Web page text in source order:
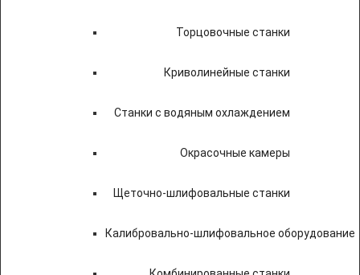
Торцовочные станки
Криволинейные станки
Станки с водяным охлаждением
Окрасочные камеры
Щеточно-шлифовальные станки
Калибровально-шлифовальное оборудование